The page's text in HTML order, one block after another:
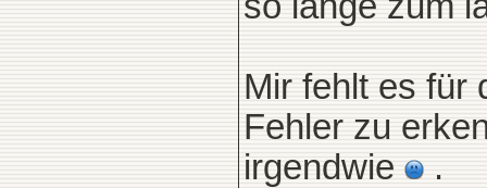
Mir fehlt es für
Fehler zu
irgendwie
.